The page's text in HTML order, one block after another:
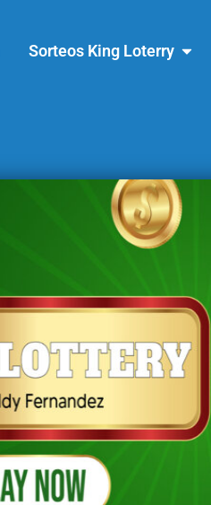
Sorteos King Loterry